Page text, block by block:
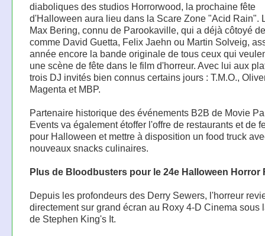
diaboliques des studios Horrorwood, la prochaine fête
d'Halloween aura lieu dans la Scare Zone "Acid Rain".
Max Bering, connu de Parookaville, qui a déjà côtoyé
comme David Guetta, Felix Jaehn ou Martin Solveig,
année encore la bande originale de tous ceux qui
une scène de fête dans le film d'horreur. Avec lui aux
trois DJ invités bien connus certains jours : T.M.O.,
Magenta et MBP.
Partenaire historique des événements B2B de Movie
Events va également étoffer l'offre de restaurants et de
pour Halloween et mettre à disposition un food truck
nouveaux snacks culinaires.
Plus de Bloodbusters pour le 24e Halloween Horror
Depuis les profondeurs des Derry Sewers, l'horreur
directement sur grand écran au Roxy 4-D Cinema sous
de Stephen King's It.